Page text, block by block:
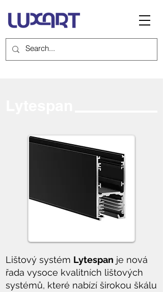
Lištový systém Lytespan je nová
řada vysoce kvalitních lištových
systémů, které nabízí širokou škálu